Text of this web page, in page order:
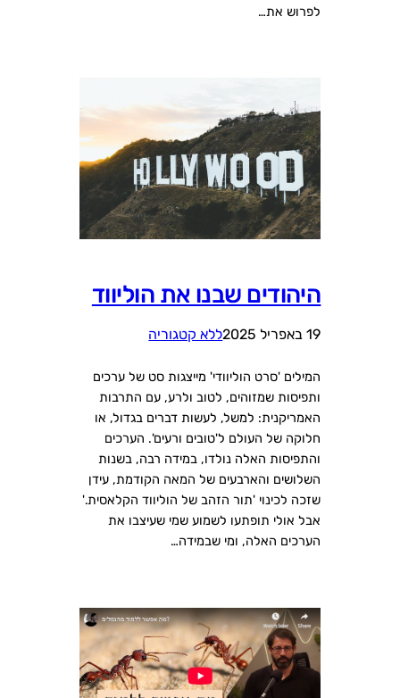
לפרוש את…
היהודים שבנו את הוליווד
19 באפריל 2025 ללא קטגוריה
המילים 'סרט הוליוודי' מייצגות סט של ערכים
ותפיסות שמזוהים, לטוב ולרע, עם התרבות
האמריקנית: למשל, לעשות דברים בגדול, או
חלוקה של העולם ל'טובים ורעים'. הערכים
והתפיסות האלה נולדו, במידה רבה, בשנות
השלושים והארבעים של המאה הקודמת, עידן
שזכה לכינוי 'תור הזהב של הוליווד הקלאסית.'
אבל אולי תופתעו לשמוע שמי שעיצבו את
הערכים האלה, ומי שבמידה…